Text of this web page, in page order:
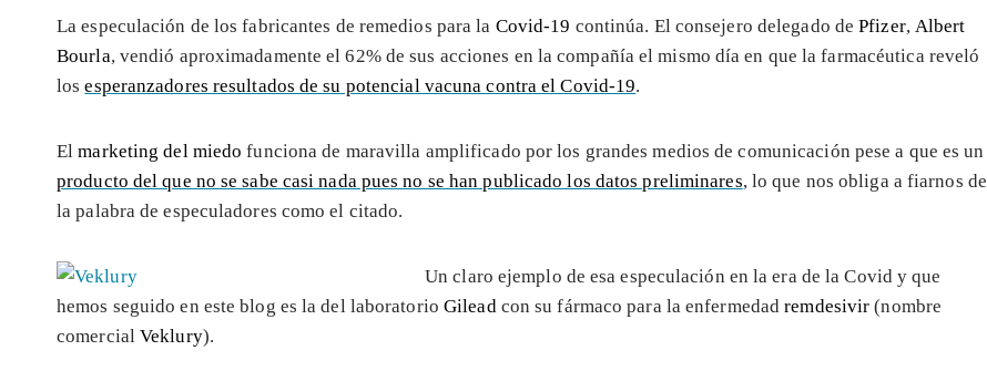
La especulación de los fabricantes de remedios para la Covid-19 continúa. El consejero delegado dePfizer, Albert
Bourla, vendió aproximadamente el 62% de sus acciones en la compañía el mismo día en que la farmacéutica reveló
losesperanzadores resultados de su potencial vacuna contra el Covid-19.
Elmarketing del miedo funciona de maravilla amplificado por los grandes medios de comunicación pese a que es un
producto del que no se sabe casi nada pues no se han publicado los datos preliminares, lo que nos obliga a fiarnos de
la palabra de especuladores como el citado.
Un claro ejemplo de esa especulación en la era de la Covid y que
hemos seguido en este blog es la del laboratorio Gileadcon su fármaco para la enfermedadremdesivir(nombre
comercialVeklury).